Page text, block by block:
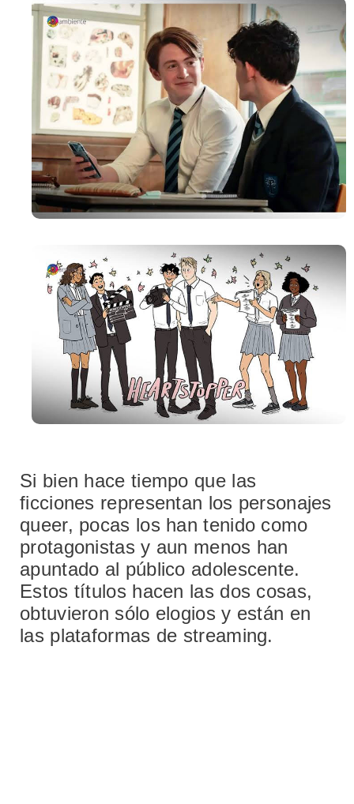
Si bien hace tiempo que las
ficciones representan los personajes
queer, pocas los han tenido como
protagonistas y aun menos han
apuntado al público adolescente.
Estos títulos hacen las dos cosas,
obtuvieron sólo elogios y están en
las plataformas de streaming.